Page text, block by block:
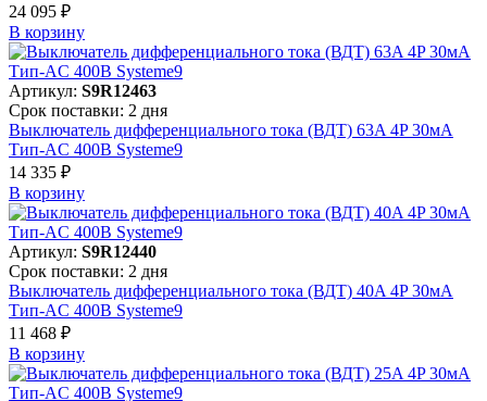
24 095 ₽
В корзинy
Артикул: S9R12463
Срок поставки: 2 дня
Выключатель дифференциального тока (ВДТ) 63A 4P 30мА
Тип-AC 400В Systeme9
14 335 ₽
В корзинy
Артикул: S9R12440
Срок поставки: 2 дня
Выключатель дифференциального тока (ВДТ) 40A 4P 30мА
Тип-AC 400В Systeme9
11 468 ₽
В корзинy